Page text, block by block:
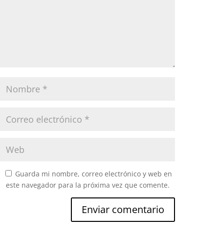
Guarda mi nombre, correo electrónico y web en
este navegador para la próxima vez que comente.